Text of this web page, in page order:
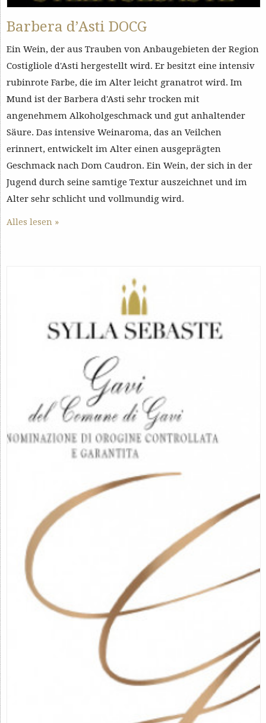
Barbera d’Asti DOCG
Ein Wein, der aus Trauben von Anbaugebieten der Region
Costigliole d'Asti hergestellt wird. Er besitzt eine intensiv
rubinrote Farbe, die im Alter leicht granatrot wird. Im
Mund ist der Barbera d'Asti sehr trocken mit
angenehmem Alkoholgeschmack und gut anhaltender
Säure. Das intensive Weinaroma, das an Veilchen
erinnert, entwickelt im Alter einen ausgeprägten
Geschmack nach Dom Caudron. Ein Wein, der sich in der
Jugend durch seine samtige Textur auszeichnet und im
Alter sehr schlicht und vollmundig wird.
Alles lesen »